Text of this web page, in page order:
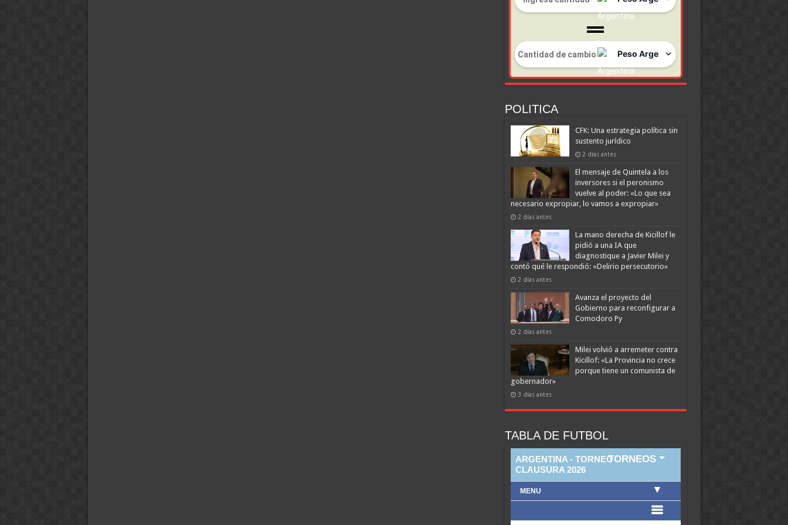
POLITICA
CFK: Una estrategia política sin
sustento jurídico
2 días antes
El mensaje de Quintela a los
inversores si el peronismo
vuelve al poder: «Lo que sea
necesario expropiar, lo vamos a expropiar»
2 días antes
La mano derecha de Kicillof le
pidió a una IA que
diagnostique a Javier Milei y
contó qué le respondió: «Delirio persecutorio»
2 días antes
Avanza el proyecto del
Gobierno para reconfigurar a
Comodoro Py
2 días antes
Milei volvió a arremeter contra
Kicillof: «La Provincia no crece
porque tiene un comunista de
gobernador»
3 días antes
TABLA DE FUTBOL